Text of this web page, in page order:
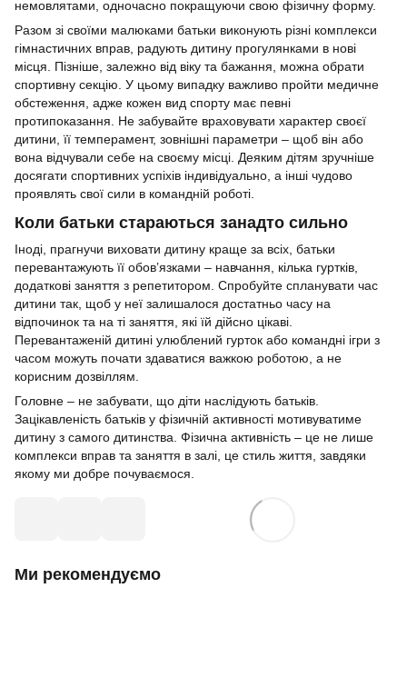
немовлятами, одночасно покращуючи свою фізичну форму.
Разом зі своїми малюками батьки виконують різні комплекси
гімнастичних вправ, радують дитину прогулянками в нові
місця. Пізніше, залежно від віку та бажання, можна обрати
спортивну секцію. У цьому випадку важливо пройти медичне
обстеження, адже кожен вид спорту має певні
протипоказання. Не забувайте враховувати характер своєї
дитини, її темперамент, зовнішні параметри – щоб він або
вона відчували себе на своєму місці. Деяким дітям зручніше
досягати спортивних успіхів індивідуально, а інші чудово
проявлять свої сили в командній роботі.
Коли батьки стараються занадто сильно
Іноді, прагнучи виховати дитину краще за всіх, батьки
перевантажують її обов’язками – навчання, кілька гуртків,
додаткові заняття з репетитором. Спробуйте спланувати час
дитини так, щоб у неї залишалося достатньо часу на
відпочинок та на ті заняття, які їй дійсно цікаві.
Перевантаженій дитині улюблений гурток або командні ігри з
часом можуть почати здаватися важкою роботою, а не
корисним дозвіллям.
Головне – не забувати, що діти наслідують батьків.
Зацікавленість батьків у фізичній активності мотивуватиме
дитину з самого дитинства. Фізична активність – це не лише
комплекси вправ та заняття в залі, це стиль життя, завдяки
якому ми добре почуваємося.
Ми рекомендуємо